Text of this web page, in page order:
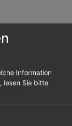
Information
lesen Sie bitte